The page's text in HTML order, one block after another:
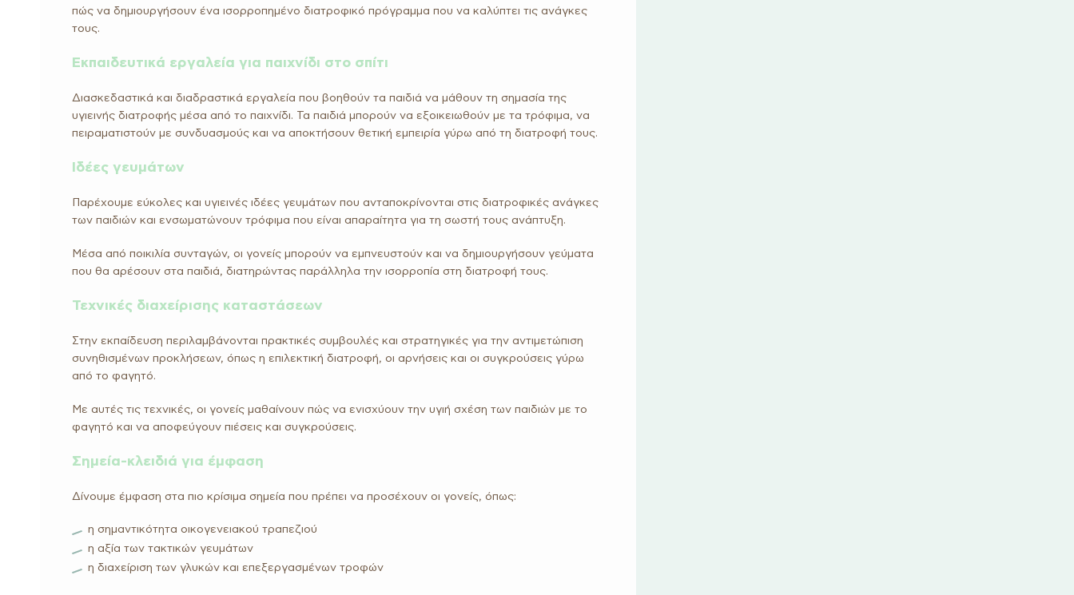
πώς να δημιουργήσουν ένα ισορροπημένο διατροφικό πρόγραμμα που να καλύπτει τις ανάγκες
τους.
Εκπαιδευτικά εργαλεία για παιχνίδι στο σπίτι
Διασκεδαστικά και διαδραστικά εργαλεία που βοηθούν τα παιδιά να μάθουν τη σημασία της
υγιεινής διατροφής μέσα από το παιχνίδι. Τα παιδιά μπορούν να εξοικειωθούν με τα τρόφιμα, να
πειραματιστούν με συνδυασμούς και να αποκτήσουν θετική εμπειρία γύρω από τη διατροφή τους.
Ιδέες γευμάτων
Παρέχουμε εύκολες και υγιεινές ιδέες γευμάτων που ανταποκρίνονται στις διατροφικές ανάγκες
των παιδιών και ενσωματώνουν τρόφιμα που είναι απαραίτητα για τη σωστή τους ανάπτυξη.
Μέσα από ποικιλία συνταγών, οι γονείς μπορούν να εμπνευστούν και να δημιουργήσουν γεύματα
που θα αρέσουν στα παιδιά, διατηρώντας παράλληλα την ισορροπία στη διατροφή τους.
Τεχνικές διαχείρισης καταστάσεων
Στην εκπαίδευση περιλαμβάνονται πρακτικές συμβουλές και στρατηγικές για την αντιμετώπιση
συνηθισμένων προκλήσεων, όπως η επιλεκτική διατροφή, οι αρνήσεις και οι συγκρούσεις γύρω
από το φαγητό.
Με αυτές τις τεχνικές, οι γονείς μαθαίνουν πώς να ενισχύουν την υγιή σχέση των παιδιών με το
φαγητό και να αποφεύγουν πιέσεις και συγκρούσεις.
Σημεία-κλειδιά για έμφαση
Δίνουμε έμφαση στα πιο κρίσιμα σημεία που πρέπει να προσέχουν οι γονείς, όπως:
η σημαντικότητα οικογενειακού τραπεζιού
η αξία των τακτικών γευμάτων
η διαχείριση των γλυκών και επεξεργασμένων τροφών